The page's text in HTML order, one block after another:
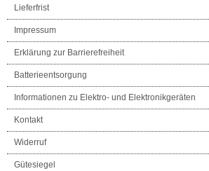
Lieferfrist
Impressum
Erklärung zur Barrierefreiheit
Batterieentsorgung
Informationen zu Elektro- und Elektronikgeräten
Kontakt
Widerruf
Gütesiegel